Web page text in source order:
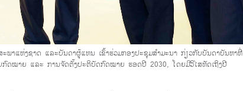
ະພາແຫ່ງຊາດ ແລະບັນດາຜູ້ແທນ ເຂົ້າຮ່ວມກອງປະຊຸມສຳມະນາ ກ່ຽວກັບບັນດາບັນຫາທີ່
ກົດໝາຍ ແລະ ການຈັດຕັ້ງປະຕິບັດກົດໝາຍ ຮອດປີ 2030, ໂດຍມີວິໄສທັດເຖິງປີ